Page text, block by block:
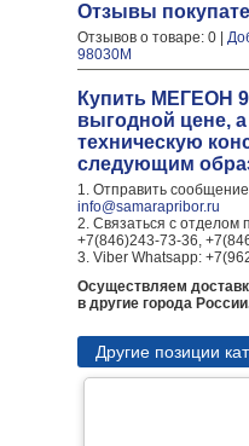
Отзывы
Отзывов о товаре: 0 |
98030М
Купить МЕГЕОН
выгодной цене,
техническую
следующим
1. Отправить
info@samarapribor.ru
2. Связаться с отделом
+7(846)243-73-36,
3. Viber Whatsapp:
Осуществляем
в другие города
Другие позиции